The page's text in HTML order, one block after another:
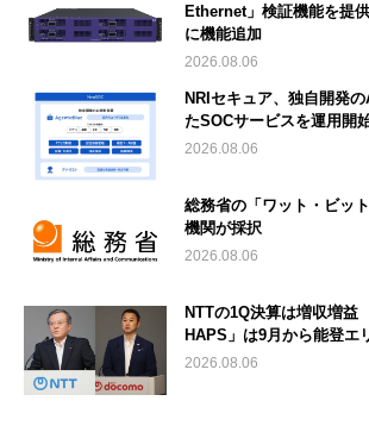
Ethernet」検証機能を提
に機能追加
2026.08.06
NRIセキュア、独自開発
たSOCサービスを運用開
2026.08.06
総務省の「ワット・ビッ
機関が採択
2026.08.06
NTTの1Q決算は増収増
HAPS」は9月から能登エ
2026.08.06